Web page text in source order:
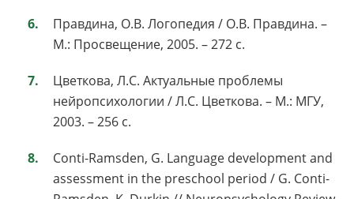
Правдина, О.В. Логопедия / О.В. Правдина. –
М.: Просвещение, 2005. – 272 с.
Цветкова, Л.С. Актуальные проблемы
нейропсихологии / Л.С. Цветкова. – М.: МГУ,
2003. – 256 с.
Conti-Ramsden, G. Language development and
assessment in the preschool period / G. Conti-